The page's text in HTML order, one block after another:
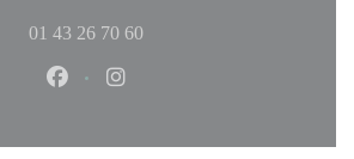
01 43 26 70 60
Facebook ((ανοίγει σε νέο